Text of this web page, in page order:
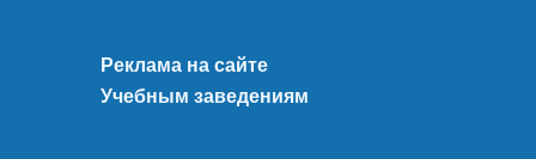
Реклама на сайте
Учебным заведениям